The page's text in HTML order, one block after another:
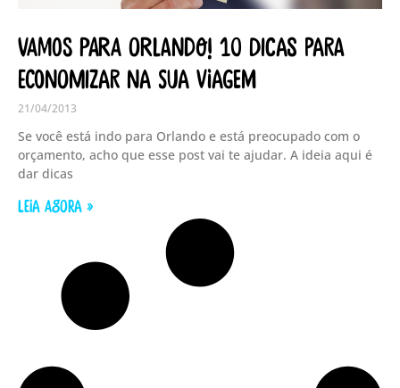
Vamos para Orlando! 10 dicas para
economizar na sua viagem
21/04/2013
Se você está indo para Orlando e está preocupado com o
orçamento, acho que esse post vai te ajudar. A ideia aqui é
dar dicas
LEIA AGORA »